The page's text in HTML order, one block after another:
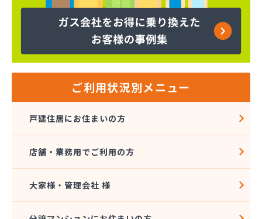
ヤマサ共和ライフ株式会社 一色営業所
ヤマサ共和ライフ株式会社 江南営業所
ヤマサ共和ライフ株式会社 三河営業所
ヤマサ共和ライフ株式会社 豊川営業所
ヤマサ高圧株式会社
ヤマサ總業株式会社 愛知西支店
ヤマトク
リーグ馬場株式会社
ご利用状況別メニュー
戸建住居にお住まいの方
店舗・業務用でご利用の方
大家様・管理会社 様